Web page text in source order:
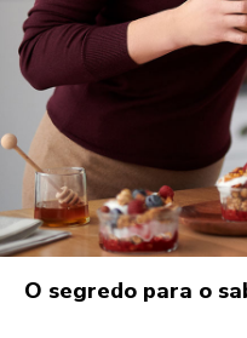
O segredo para o